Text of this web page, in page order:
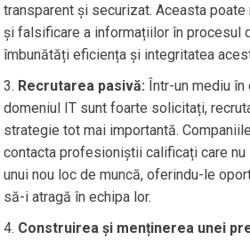
transparent și securizat. Aceasta
și falsificare a informațiilor în procesul
îmbunătăți eficiența și integritatea
Recrutarea pasivă: Într-un mediu
domeniul IT sunt foarte solicitați,
strategie tot mai importantă.
contacta profesioniștii calificați care nu
unui nou loc de muncă, oferindu-le
să-i atragă în echipa lor.
Construirea și menținerea unei